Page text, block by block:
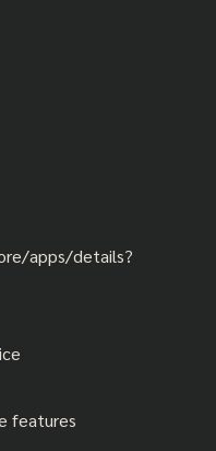
apps/details?
features